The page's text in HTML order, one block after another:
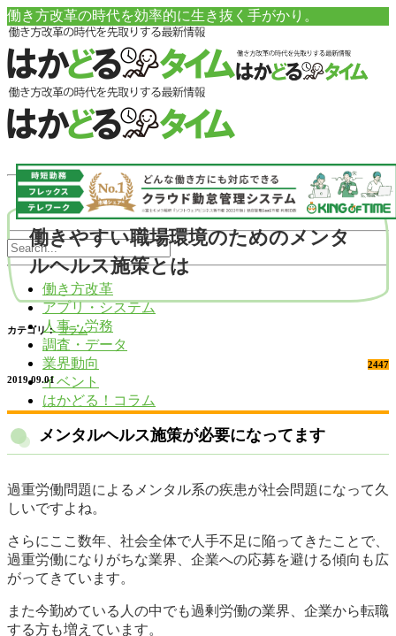
働き方改革の時代を効率的に生き抜く手がかり。
働き方改革
アプリ・システム
人事・労務
調査・データ
業界動向
イベント
はかどる！コラム
働きやすい職場環境のためのメンタ
ルヘルス施策とは
カテゴリ： コラム
2447
2019.09.01
メンタルヘルス施策が必要になってます
過重労働問題によるメンタル系の疾患が社会問題になって久
しいですよね。
さらにここ数年、社会全体で人手不足に陥ってきたことで、
過重労働になりがちな業界、企業への応募を避ける傾向も広
がってきています。
また今勤めている人の中でも過剰労働の業界、企業から転職
する方も増えています。